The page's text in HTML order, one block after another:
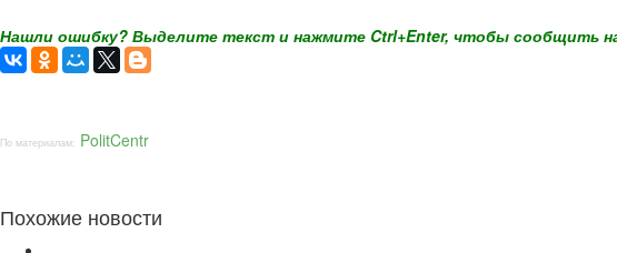
Нашли ошибку? Выделите текст и нажмите Ctrl+Enter, чтобы сообщить
По материалам: PolitCentr
Похожие новости